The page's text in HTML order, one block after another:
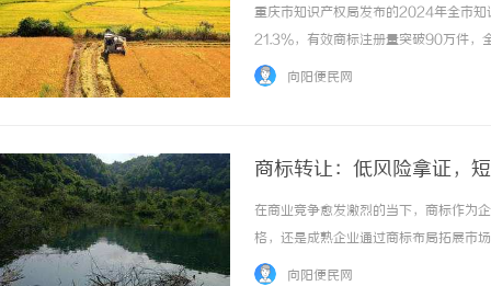
重庆市知识产权局发布的2024年全市
21.3%，有效商标注册量突破90万件，
服务同质化、低价陷阱、专业能力参差
向阳便民网
商标转让：低风险拿证，
在商业竞争愈发激烈的当下，商标作为
格，还是成熟企业通过商标布局拓展市
优先选择。相较于商标注册的漫长等待
向阳便民网